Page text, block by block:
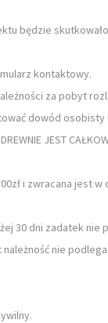
będzie
kontaktowy.
za pobyt
dowód
JEST
i zwracana jest
30 dni zadatek nie
nie